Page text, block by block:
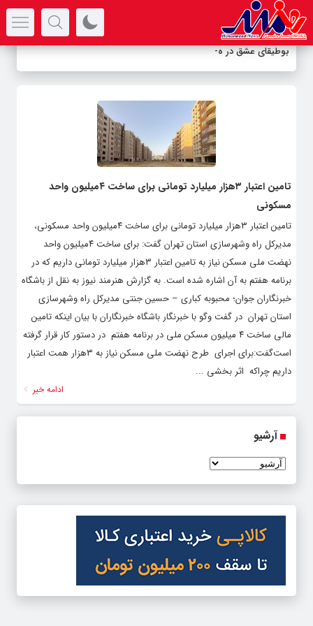
بوطیقای عشق در هزا-
تامین اعتبار ۳هزار میلیارد تومانی برای ساخت ۴میلیون واحد
مسکونی
تامین اعتبار ۳هزار میلیارد تومانی برای ساخت ۴میلیون واحد مسکونی،
مدیرکل راه وشهرسازی استان تهران گفت: برای ساخت ۴میلیون واحد
نهضت ملی مسکن نیاز به تامین اعتبار ۳هزار میلیارد تومانی داریم که در
برنامه هفتم به آن اشاره شده است. به گزارش هنرمند نیوز به نقل از باشگاه
خبرنگاران جوان؛ محبوبه کباری – حسین جنتی مدیرکل راه وشهرسازی
استان تهران در گفت وگو با خبرنگار باشگاه خبرنگاران با بیان اینکه تامین
مالی ساخت ۴ میلیون مسکن ملی در برنامه هفتم در دستور کار قرار گرفته
است‌گفت:برای اجرای طرح نهضت ملی مسکن نیاز به ۳هزار همت اعتبار
داریم چراکه اثر بخشی ...
ادامه خبر
آرشیو